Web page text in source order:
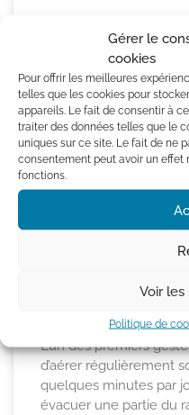
Gérer le
cookies
Pour offrir les meilleures
telles que les cookies pour
appareils. Le fait de consentir à
traiter des données telles que le
uniques sur ce site. Le fait de ne
consentement peut avoir un
fonctions.
Voir
Politique de
Les bons gestes à
L’un des premiers
d’aérer régulièrement
quelques minutes par
évacuer une partie du